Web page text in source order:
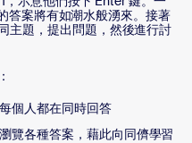
答案將有如潮水般湧來。接著
主題，提出問題，然後進行討
個人都在同時回答
覽各種答案，藉此向同儕學習